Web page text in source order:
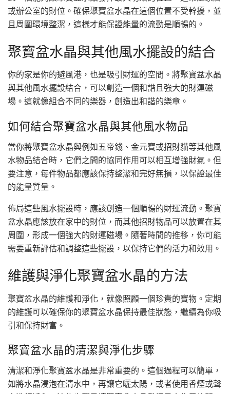
或辦公室的財位。確保聚寶盆水晶在這個位置不受幹擾，並
且周圍環境整潔，這樣才能保證能量的流動是順暢的。
聚寶盆水晶與其他風水擺設的結合
你的家是你的避風港，也是吸引財運的空間。將聚寶盆水晶
與其他風水擺設結合，可以創造一個和諧且強大的財運磁
場。這就像組合不同的樂器，創造出和諧的樂章。
如何結合聚寶盆水晶與其他風水物品
當你將聚寶盆水晶與例如五帝錢、金元寶或招財貓等其他風
水物品結合時，它們之間的協同作用可以相互增強財氣。但
要注意，每件物品都應該保持整潔和完好無損，以保證最佳
的能量質量。
佈局這些風水擺設時，應該創造一個順暢的財運流動。聚寶
盆水晶應該放在家中的財位，而其他招財物品可以放置在其
周圍，形成一個強大的財運磁場。隨著時間的推移，你可能
需要重新評估和調整這些擺設，以保持它們的活力和效用。
維護與淨化聚寶盆水晶的方法
聚寶盆水晶的維護和淨化，就像照顧一個珍貴的寶物。定期
的維護可以確保你的聚寶盆水晶保持最佳狀態，繼續為你吸
引和保持財富。
聚寶盆水晶的清潔與淨化步驟
清潔和淨化聚寶盆水晶是非常重要的。這個過程可以簡單，
如將水晶浸泡在清水中，再讓它曬太陽，或者使用香煙或聲